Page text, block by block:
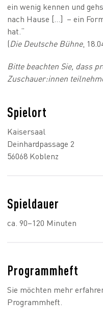
ein wenig kennen und
nach Hause […] – ein
hat.“
(Die Deutsche Bühne,
Bitte beachten Sie, dass
Zuschauer:innen
Spielort
Kaisersaal
Deinhardpassage 2
56068 Koblenz
Spieldauer
ca. 90–120 Minuten
Programmheft
Sie möchten mehr
Programmheft.